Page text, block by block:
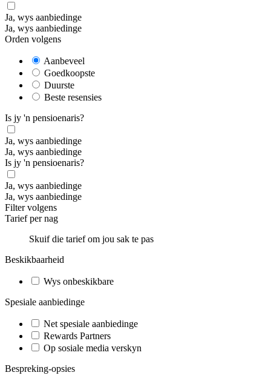
Ja, wys aanbiedinge
Ja, wys aanbiedinge
Orden volgens
Aanbeveel
Goedkoopste
Duurste
Beste resensies
Is jy 'n pensioenaris?
Ja, wys aanbiedinge
Ja, wys aanbiedinge
Is jy 'n pensioenaris?
Ja, wys aanbiedinge
Ja, wys aanbiedinge
Filter volgens
Tarief per nag
Skuif die tarief om jou sak te pas
Beskikbaarheid
Wys onbeskikbare
Spesiale aanbiedinge
Net spesiale aanbiedinge
Rewards Partners
Op sosiale media verskyn
Bespreking-opsies